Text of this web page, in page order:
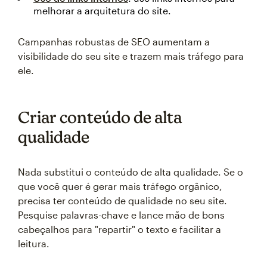
melhorar a arquitetura do site.
Campanhas robustas de SEO aumentam a
visibilidade do seu site e trazem mais tráfego para
ele.
Criar conteúdo de alta
qualidade
Nada substitui o conteúdo de alta qualidade. Se o
que você quer é gerar mais tráfego orgânico,
precisa ter conteúdo de qualidade no seu site.
Pesquise palavras-chave e lance mão de bons
cabeçalhos para "repartir" o texto e facilitar a
leitura.